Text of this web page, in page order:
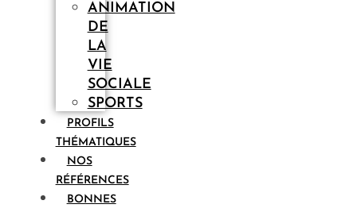
ANIMATION
DE
LA
VIE
SOCIALE
SPORTS
PROFILS
THÉMATIQUES
NOS
RÉFÉRENCES
BONNES